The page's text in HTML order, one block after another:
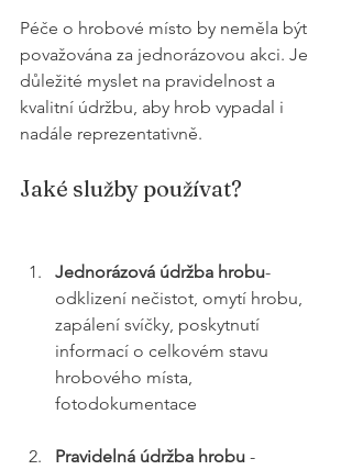
Péče o hrobové místo by neměla být
považována za jednorázovou akci. Je
důležité myslet na pravidelnost a
kvalitní údržbu, aby hrob vypadal i
nadále reprezentativně.
Jaké služby používat?
Jednorázová údržba hrobu-
odklizení nečistot, omytí hrobu,
zapálení svíčky, poskytnutí
informací o celkovém stavu
hrobového místa,
fotodokumentace
Pravidelná údržba hrobu -